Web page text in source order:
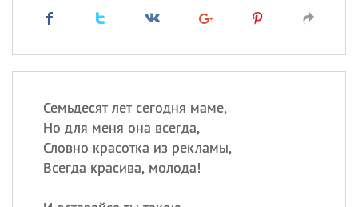
Семьдесят лет сегодня маме,
Но для меня она всегда,
Словно красотка из рекламы,
Всегда красива, молода!